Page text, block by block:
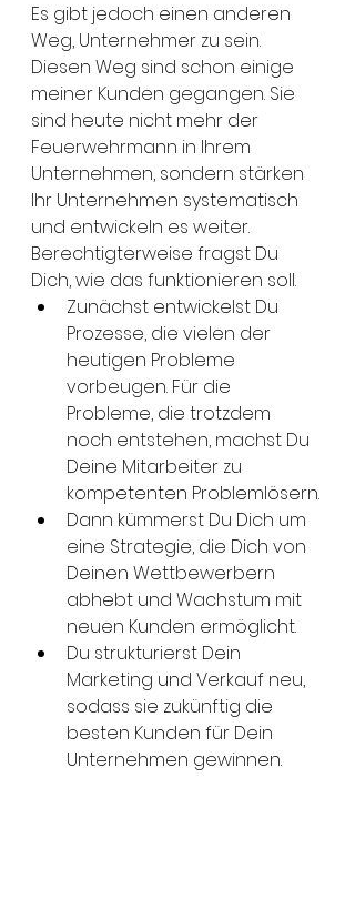
Es gibt jedoch einen anderen
Weg, Unternehmer zu sein.
Diesen Weg sind schon einige
meiner Kunden gegangen. Sie
sind heute nicht mehr der
Feuerwehrmann in Ihrem
Unternehmen, sondern stärken
Ihr Unternehmen systematisch
und entwickeln es weiter.
Berechtigterweise fragst Du
Dich, wie das funktionieren soll.
Zunächst entwickelst Du
Prozesse, die vielen der
heutigen Probleme
vorbeugen. Für die
Probleme, die trotzdem
noch entstehen, machst Du
Deine Mitarbeiter zu
kompetenten Problemlösern.
Dann kümmerst Du Dich um
eine Strategie, die Dich von
Deinen Wettbewerbern
abhebt und Wachstum mit
neuen Kunden ermöglicht.
Du strukturierst Dein
Marketing und Verkauf neu,
sodass sie zukünftig die
besten Kunden für Dein
Unternehmen gewinnen.